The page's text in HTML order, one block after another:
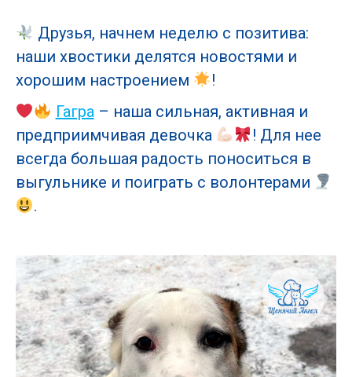
Друзья, начнем неделю с позитива:
наши хвостики делятся новостями и
хорошим настроением
!
Гагра– наша сильная, активная и
предприимчивая девочка
! Для нее
всегда большая радость поноситься в
выгульнике и поиграть с волонтерами
.